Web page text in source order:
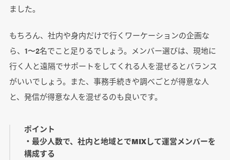
ました。
もちろん、社内や身内だけで行くワーケーションの企画な
ら、1〜2名でこと足りるでしょう。メンバー選びは、現地に
行く人と遠隔でサポートをしてくれる人を混ぜるとバランス
がいいでしょう。また、事務手続きや調べごとが得意な人
と、発信が得意な人を混ぜるのも良いです。
ポイント
・最少人数で、社内と地域とでMIXして運営メンバーを
構成する